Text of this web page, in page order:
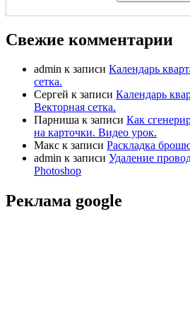
Свежие комментарии
admin к записи Календарь
сетка.
Сергей к записи Календарь
Векторная сетка.
Парниша к записи Как
на карточки. Видео урок.
Макс к записи Раскладка
admin к записи Удаление
Photoshop
Реклама google